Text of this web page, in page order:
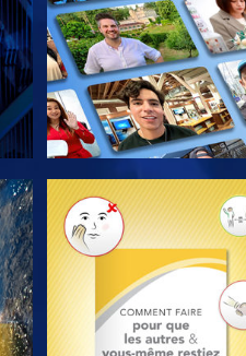
DÉCOUVRIR LES SÉRIES